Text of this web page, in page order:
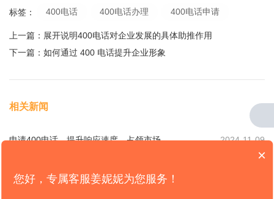
标签： 400电话 400电话办理 400电话申请
上一篇： 展开说明400电话对企业发展的具体助推作用
下一篇： 如何通过 400 电话提升企业形象
相关新闻
2024-11-09
申请400电话，提升响应速度，占领市场
如何申请400电话，实现客户快速响应
×
您好，专属客服姜妮妮为您服务！